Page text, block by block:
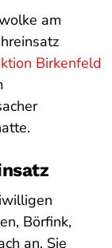
am
Birkenfeld
Börfink,
an. Sie